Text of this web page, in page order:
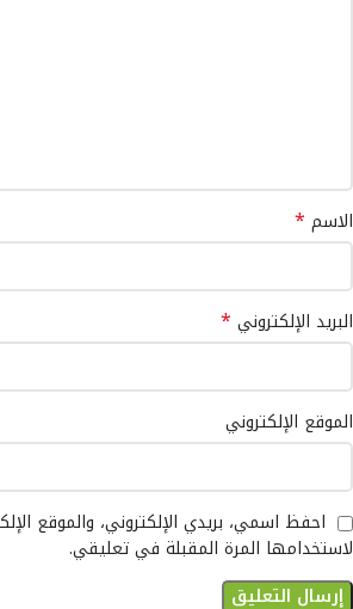
الاسم *
البريد الإلكتروني *
الموقع الإلكتروني
احفظ اسمي، بريدي الإلكتروني، والموقع
لاستخدامها المرة المقبلة في تعليقي.